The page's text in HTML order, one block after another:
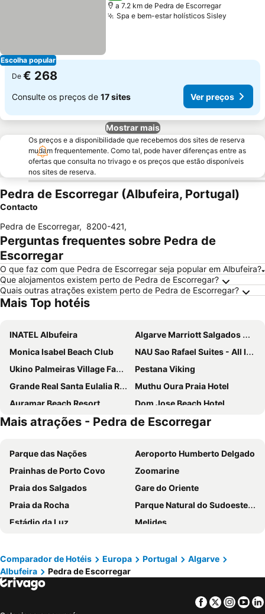
Escolha popular
a 7.2 km de Pedra de Escorregar
Spa e bem-estar holísticos Sisley
De € 268
Consulte os preços de 17 sites Ver preços
Mostrar mais
Os preços e a disponibilidade que recebemos dos sites de reserva
mudam frequentemente. Como tal, pode haver diferenças entre as
ofertas que consulta no trivago e os preços que estão disponíveis
nos sites de reserva.
Pedra de Escorregar (Albufeira, Portugal)
Contacto
Pedra de Escorregar, 8200-421,
Perguntas frequentes sobre Pedra de
Escorregar
O que faz com que Pedra de Escorregar seja popular em Albufeira?
Que alojamentos existem perto de Pedra de Escorregar?
Quais outras atrações existem perto de Pedra de Escorregar?
Mais Top hotéis
INATEL Albufeira
Algarve Marriott Salgados Golf Resort & Spa
Monica Isabel Beach Club
NAU Sao Rafael Suites - All Inclusive
Ukino Palmeiras Village Family Resort - All Inclusive
Pestana Viking
Grande Real Santa Eulalia Resort & Hotel Spa
Muthu Oura Praia Hotel
Auramar Beach Resort
Dom Jose Beach Hotel
Wine&Books by the Sea Algarve
Hotel Quarteirasol
Pestana Vila Sol Golf - Vilamoura
Albufeira Sol Hotel & Spa
AP Adriana Beach Resort
Agua Hotels Riverside
Colina dos Mouros
Holiday Inn Algarve Albufeira by IHG
Pestana Palm Gardens
Marriott Residences Salgados Resort, Algarve
Santa Eulalia Hotel & Spa
Acqua Maris Balaia
AP Victoria Sports & Beach
Vila Gale Nautico
Smy Santa Eulalia Algarve
Regency Salgados Hotel & Spa
Mais atrações - Pedra de Escorregar
Parque das Nações
Aeroporto Humberto Delgado
Prainhas de Porto Covo
Zoomarine
Praia dos Salgados
Gare do Oriente
Praia da Rocha
Parque Natural do Sudoeste Alentejano e Costa Vicentina
Estádio da Luz
Melides
Barragem do Alqueva
Praia da Comporta
MEO Arena
Parque das Nações
Pavilhão Atlântico
Comparador de Hotéis Europa Portugal
Algarve
Albufeira
Pedra de Escorregar
Facebook
Twitter